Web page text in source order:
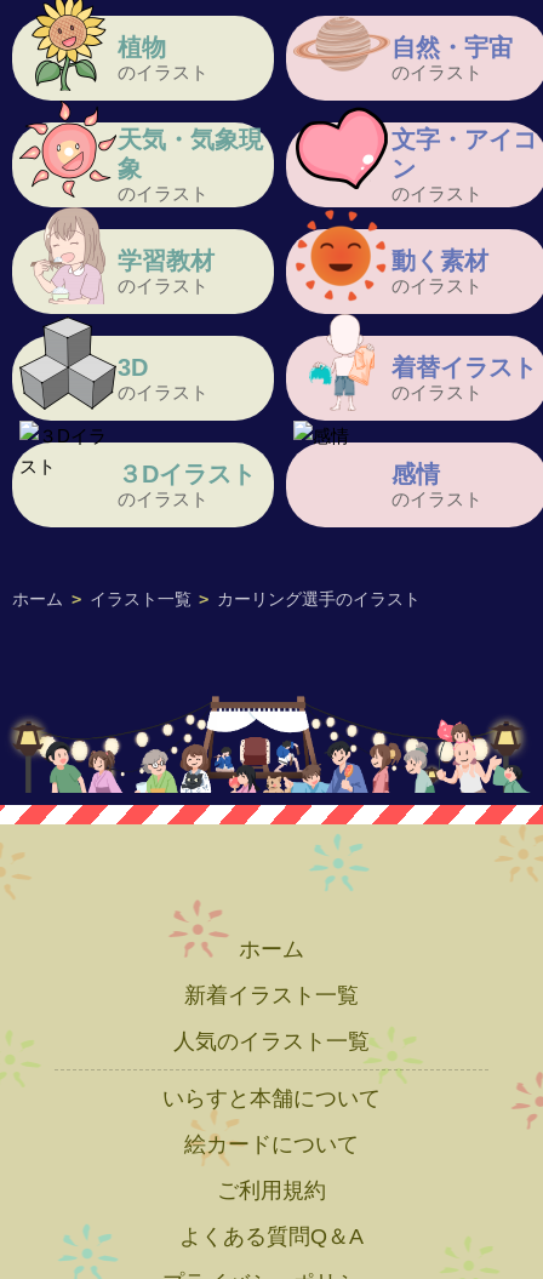
ホーム > イラスト一覧 > カーリング選手のイラスト
植物
のイラスト
自然・宇宙
のイラスト
天気・気象現
象
のイラスト
文字・アイコ
ン
のイラスト
学習教材
のイラスト
動く素材
のイラスト
3D
のイラスト
着替イラスト
のイラスト
３Dイラスト
のイラスト
感情
のイラスト
ホーム
新着イラスト一覧
人気のイラスト一覧
いらすと本舗について
絵カードについて
ご利用規約
よくある質問Q＆A